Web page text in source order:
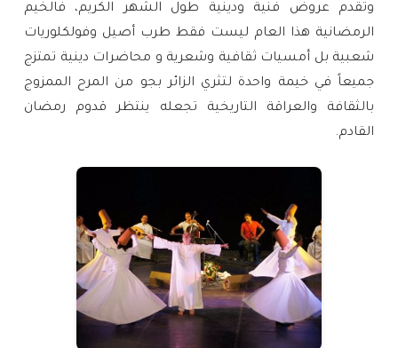
وتقدم عروض فنية ودينية طول الشهر الكريم، فالخيم
الرمضانية هذا العام ليست فقط طرب أصيل وفولكلوريات
شعبية بل أمسيات ثقافية وشعرية و محاضرات دينية تمتزج
جميعاً في خيمة واحدة لتثري الزائر بجو من المرح الممزوج
بالثقافة والعراقة التاريخية تجعله ينتظر قدوم رمضان
القادم.